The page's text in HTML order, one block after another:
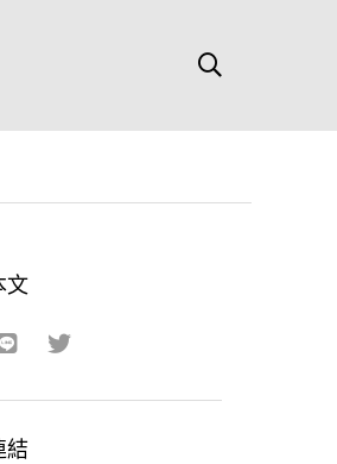
文
結